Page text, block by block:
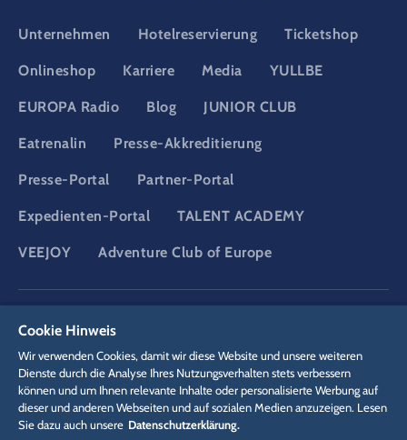
Unternehmen Hotelreservierung Ticketshop
Onlineshop Karriere Media YULLBE
EUROPA Radio Blog JUNIOR CLUB
Eatrenalin Presse-Akkreditierung
Presse-Portal Partner-Portal
Expedienten-Portal TALENT ACADEMY
VEEJOY Adventure Club of Europe
Cookie Hinweis
Wir verwenden Cookies, damit wir diese Website und unsere weiteren
Dienste durch die Analyse Ihres Nutzungsverhalten stets verbessern
können und um Ihnen relevante Inhalte oder personalisierte Werbung auf
dieser und anderen Webseiten und auf sozialen Medien anzuzeigen. Lesen
Sie dazu auch unsere Datenschutzerklärung.